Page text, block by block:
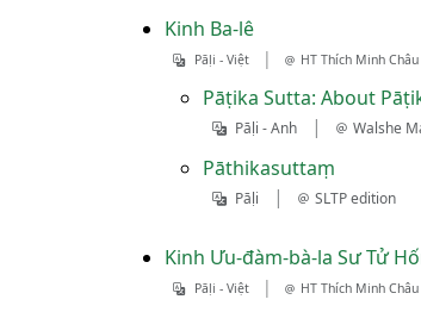
Kinh Ba-lê
Pāḷi - Việt | HT Thích Minh Châu
Pāṭika Sutta: About
Pāḷi - Anh | Walshe
Pāthikasuttaṃ
Pāḷi | SLTP edition
Kinh Ưu-đàm-bà-la Sư Tử
Pāḷi - Việt | HT Thích Minh Châu